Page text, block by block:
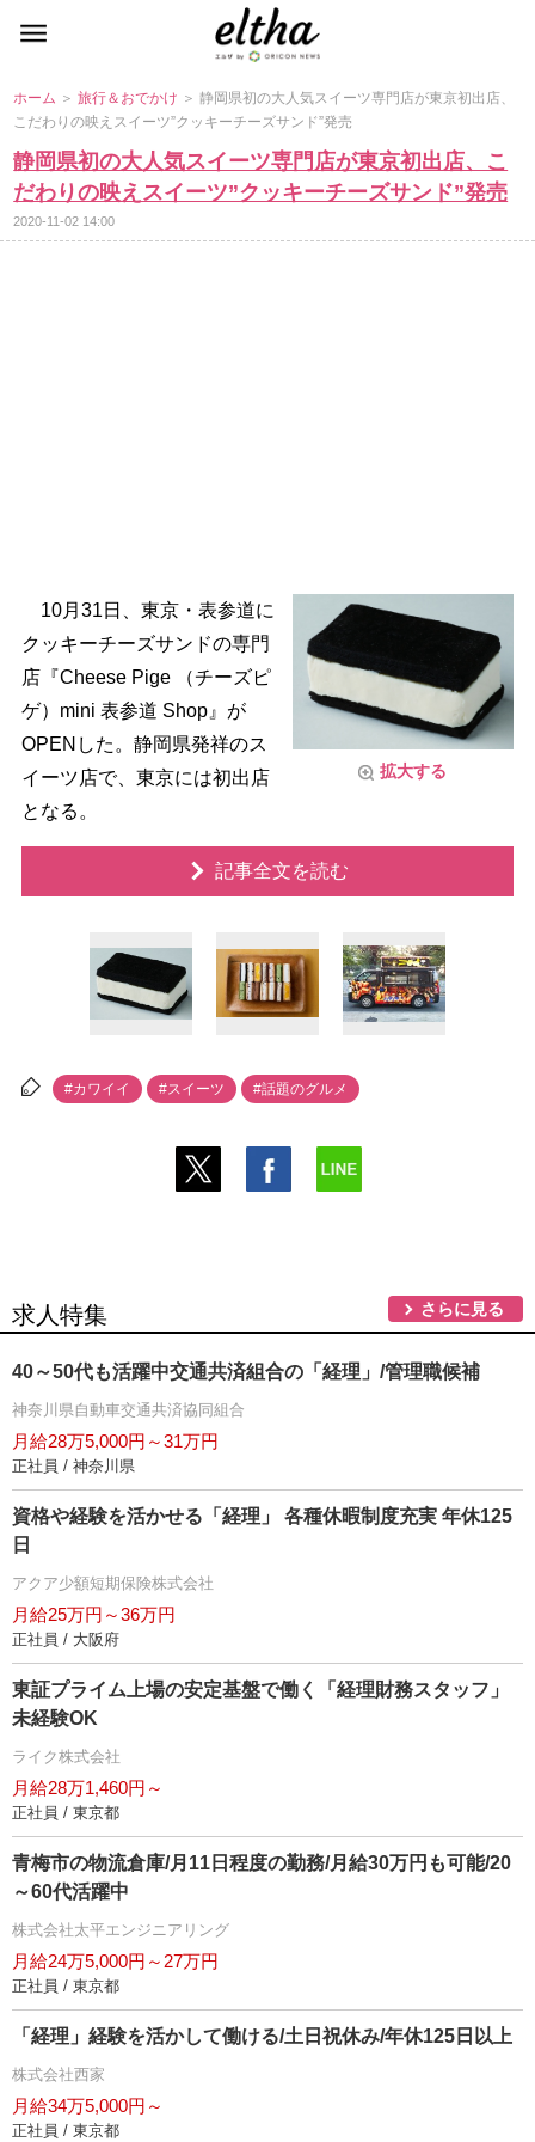
ホーム ＞旅行＆おでかけ ＞ 静岡県初の大人気スイーツ専門店が東京初出店、
こだわりの映えスイーツ”クッキーチーズサンド”発売
静岡県初の大人気スイーツ専門店が東京初出店、こ
だわりの映えスイーツ”クッキーチーズサンド”発売
2020-11-02 14:00
拡大する
10月31日、東京・表参道に
クッキーチーズサンドの専門
店『Cheese Pige （チーズピ
ゲ）mini 表参道 Shop』が
OPENした。静岡県発祥のス
イーツ店で、東京には初出店
となる。
記事全文を読む
#カワイイ #スイーツ #話題のグルメ
求人特集 さらに見る
40～50代も活躍中交通共済組合の「経理」/管理職候補
神奈川県自動車交通共済協同組合
月給28万5,000円～31万円
正社員 / 神奈川県
資格や経験を活かせる「経理」 各種休暇制度充実 年休125
日
アクア少額短期保険株式会社
月給25万円～36万円
正社員 / 大阪府
東証プライム上場の安定基盤で働く「経理財務スタッフ」
未経験OK
ライク株式会社
月給28万1,460円～
正社員 / 東京都
青梅市の物流倉庫/月11日程度の勤務/月給30万円も可能/20
～60代活躍中
株式会社太平エンジニアリング
月給24万5,000円～27万円
正社員 / 東京都
「経理」経験を活かして働ける/土日祝休み/年休125日以上
株式会社西家
月給34万5,000円～
正社員 / 東京都